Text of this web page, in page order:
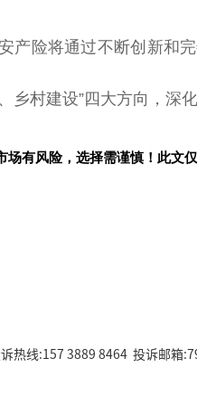
产险将通过不断创新和
乡村建设”四大方向，深化
场有风险，选择需谨慎！此文
热线:157 3889 8464 投诉邮箱